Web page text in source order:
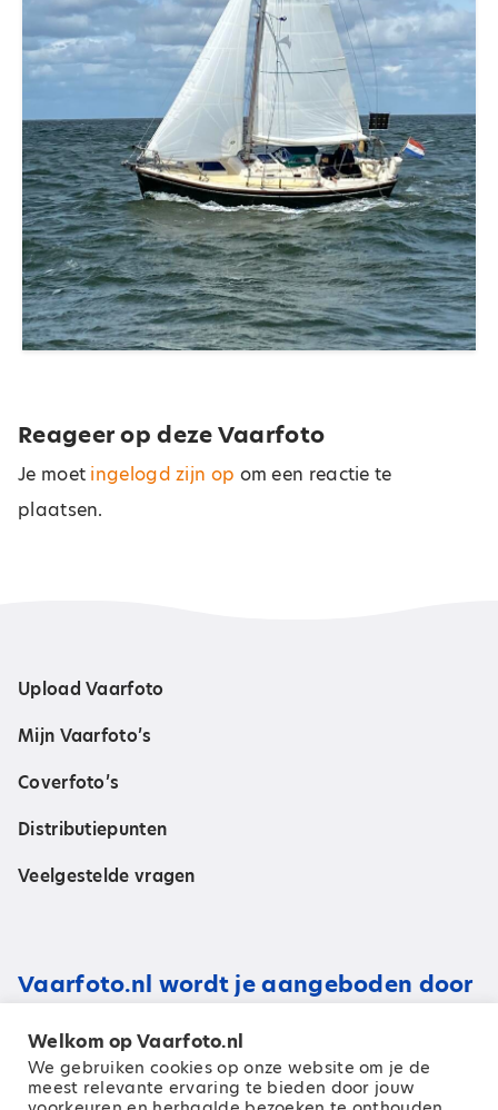
Reageer op deze Vaarfoto
Je moet ingelogd zijn op om een reactie te
plaatsen.
Upload Vaarfoto
Mijn Vaarfoto’s
Coverfoto’s
Distributiepunten
Veelgestelde vragen
Vaarfoto.nl wordt je aangeboden door
Welkom op Vaarfoto.nl
We gebruiken cookies op onze website om je de
meest relevante ervaring te bieden door jouw